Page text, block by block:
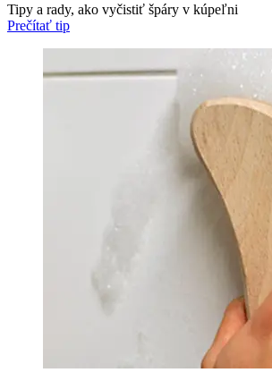
Tipy a rady, ako vyčistiť špáry v kúpeľni
Prečítať tip